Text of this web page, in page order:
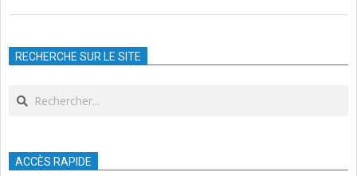
27RECHERCHE SUR LE SITE
Search
ACCÈS RAPIDE